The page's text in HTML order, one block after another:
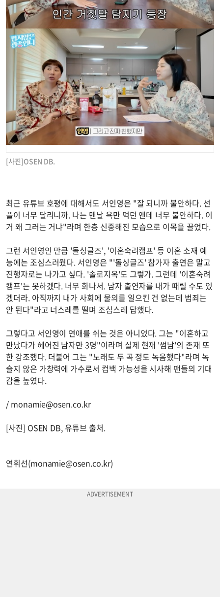
[사진]OSEN DB.
최근 유튜브 호평에 대해서도 서인영은 "잘 되니까 불안하다. 선
플이 너무 달리니까. 나는 맨날 욕만 먹던 앤데 너무 불안하다. 이
거 왜 그러는 거냐"라며 한층 신중해진 모습으로 이목을 끌었다.
그런 서인영인 만큼 '돌싱글즈', '이혼숙려캠프' 등 이혼 소재 예
능에는 조심스러웠다. 서인영은 "'돌싱글즈' 참가자 출연은 말고
진행자로는 나가고 싶다. '솔로지옥'도 그렇가. 그런데 '이혼숙려
캠프'는 못하겠다. 너무 화나서. 남자 출연자를 내가 때릴 수도 있
겠더라. 아직까지 내가 사회에 물의를 일으킨 건 없는데 범죄는
안 된다"라고 너스레를 떨며 조심스레 답했다.
그렇다고 서인영이 연애를 쉬는 것은 아니었다. 그는 "이혼하고
만났다가 헤어진 남자만 3명"이라며 실제 현재 '썸남'의 존재 또
한 강조했다. 더불어 그는 "노래도 두 곡 정도 녹음했다"라며 녹
슬지 않은 가창력에 가수로서 컴백 가능성을 시사해 팬들의 기대
감을 높였다.
/ monamie@osen.co.kr
[사진] OSEN DB, 유튜브 출처.
연휘선(monamie@osen.co.kr)